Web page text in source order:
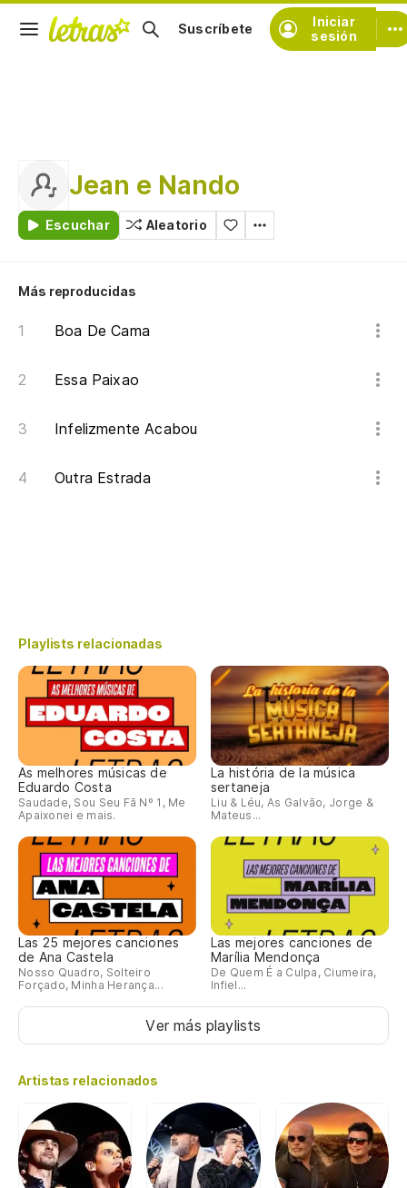
Iniciar
sesión
Suscríbete
Jean e Nando
Escuchar Aleatorio
Más reproducidas
Boa De Cama
Essa Paixao
Infelizmente Acabou
Outra Estrada
Playlists relacionadas
As melhores músicas de
Eduardo Costa
Saudade, Sou Seu Fã Nº 1, Me
Apaixonei e mais.
La história de la música
sertaneja
Liu & Léu, As Galvão, Jorge &
Mateus...
Las 25 mejores canciones
de Ana Castela
Nosso Quadro, Solteiro
Forçado, Minha Herança...
Las mejores canciones de
Marília Mendonça
De Quem É a Culpa, Ciumeira,
Infiel...
Ver más playlists
Artistas relacionados